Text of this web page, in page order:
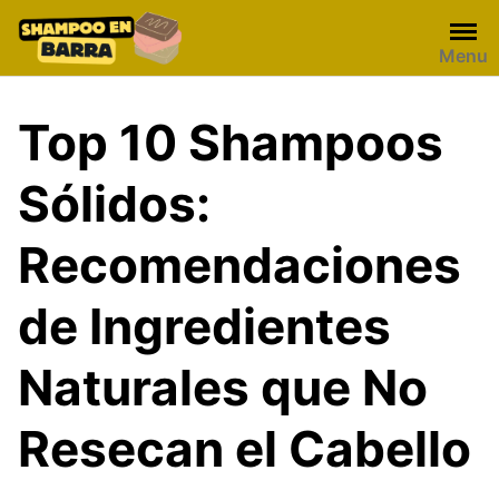
content
Menu
Top 10 Shampoos
Sólidos:
Recomendaciones
de Ingredientes
Naturales que No
Resecan el Cabello